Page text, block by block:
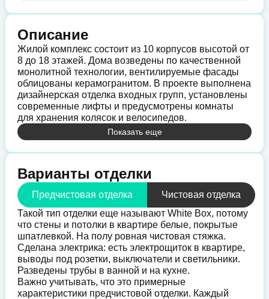
Описание
Жилой комплекс состоит из 10 корпусов высотой от
8 до 18 этажей. Дома возведены по качественной
монолитной технологии, вентилируемые фасады
облицованы керамогранитом. В проекте выполнена
дизайнерская отделка входных групп, установлены
современные лифты и предусмотрены комнаты
для хранения колясок и велосипедов.
Показать еще
Варианты отделки
Предчистовая отделка
Чистовая отделка
Такой тип отделки еще называют White Boх, потому
что стены и потолки в квартире белые, покрытые
шпатлевкой. На полу ровная чистовая стяжка.
Сделана электрика: есть электрощиток в квартире,
выводы под розетки, выключатели и светильники.
Разведены трубы в ванной и на кухне.
Важно учитывать, что это примерные
характеристики предчистовой отделки. Каждый